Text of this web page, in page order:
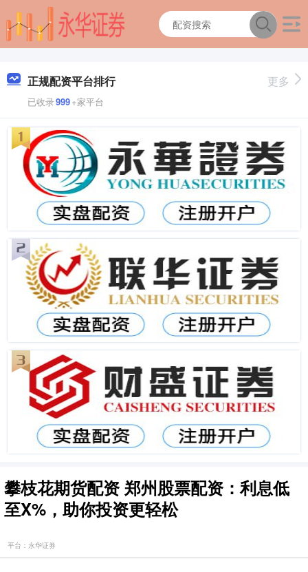
正规配资平台排行
已收录999+家平台
更多
攀枝花期货配资 郑州股票配资：利息低
至X%，助你投资更轻松
平台：永华证券